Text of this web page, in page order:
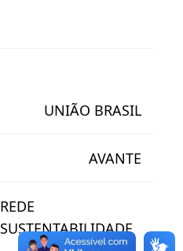
UNIÃO BRASIL
AVANTE
REDE
SUSTENTABILIDADE